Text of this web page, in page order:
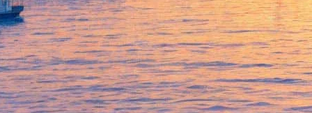
Детали сюжета пока не разглашаются, но можно
предположить, что «Пирамиды» «Сплина», как им и
полагается, будут стоять в пустыне: для съемок клипа на
киностудию было завезено около 5 тонн песка. Впрочем, на
«Ленфильме» проходила запись лишь тех кадров, в которых
фигурируют сами артисты. А игровые сцены с актерами
записывались на пустынном берегу Финского залива.